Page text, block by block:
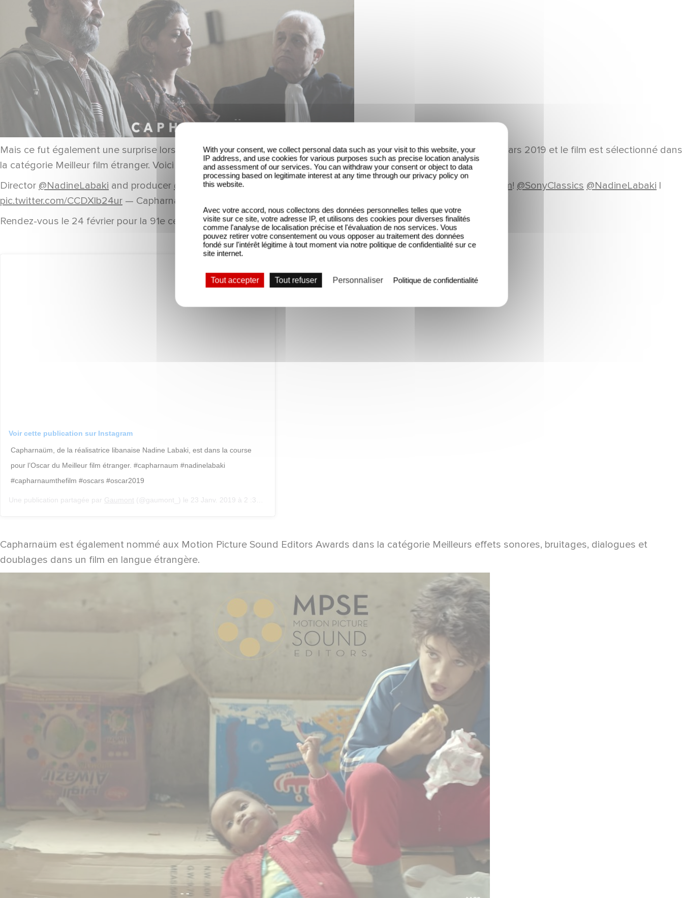
Mais ce fut également une surprise lorsque le 22 janvier dernier, les noms sont tombés pour la cérémonie des Oscars 2019 et le film est sélectionné dans
la catégorie Meilleur film étranger. Voici un extrait de l'effervescence qu'a généré cette annonce inouïe :
Director @NadineLabaki and producer @KhaledMouzanar #Capharnaum! @SonyClassics @NadineLabaki l
pic.twitter.com/CCDXlb24ur — Capharnaum (@capharnaumfilm)
Rendez-vous le 24 février pour la 91e cérémonie des Oscars !
Voir cette publication sur Instagram
Capharnaüm, de la réalisatrice libanaise Nadine Labaki, est dans la course
pour l’Oscar du Meilleur film étranger. #capharnaum #nadinelabaki
#capharnaumthefilm #oscars #oscar2019
Une publication partagée par Gaumont (@gaumont_) le 23 Janv. 2019 à 2 :33 PST
Capharnaüm est également nommé aux Motion Picture Sound Editors Awards dans la catégorie Meilleurs effets sonores, bruitages, dialogues et
doublages dans un film en langue étrangère.
With your consent, we collect personal data such as your visit to this website, your
IP address, and use cookies for various purposes such as precise location analysis
and assessment of our services. You can withdraw your consent or object to data
processing based on legitimate interest at any time through our privacy policy on
this website.
Avec votre accord, nous collectons des données personnelles telles que votre
visite sur ce site, votre adresse IP, et utilisons des cookies pour diverses finalités
comme l'analyse de localisation précise et l'évaluation de nos services. Vous
pouvez retirer votre consentement ou vous opposer au traitement des données
fondé sur l'intérêt légitime à tout moment via notre politique de confidentialité sur ce
site internet.
Tout accepter Tout refuser Personnaliser Politique de confidentialité